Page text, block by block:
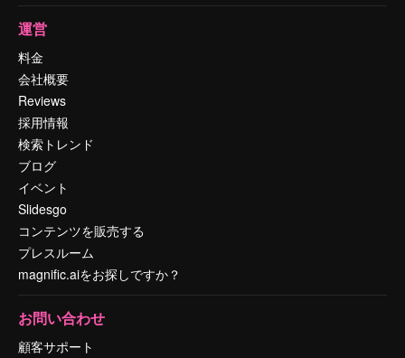
運営
料金
会社概要
Reviews
採用情報
検索トレンド
ブログ
イベント
Slidesgo
コンテンツを販売する
プレスルーム
magnific.aiをお探しですか？
お問い合わせ
顧客サポート